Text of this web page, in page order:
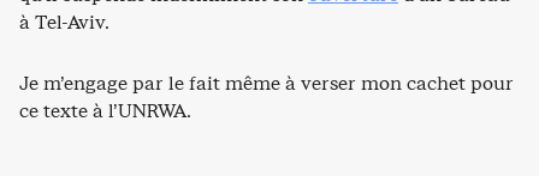
à Tel-Aviv.
Je m’engage par le fait même à verser mon cachet pour
ce texte à l’UNRWA.